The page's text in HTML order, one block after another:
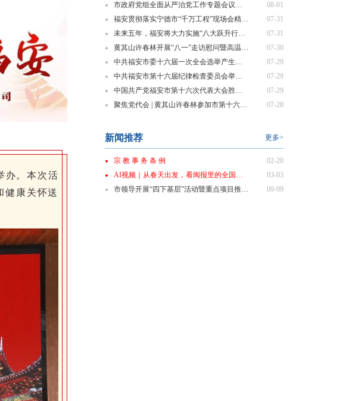
办。本次活
健康关怀送
市政府党组全面从严治党工作专题会议召开
08-01
福安贯彻落实宁德市“千万工程”现场会精神 部署乡村振兴重点工作
07-31
未来五年，福安将大力实施“八大跃升行动”！
07-31
黄其山许春林开展“八一”走访慰问暨高温一线劳动者慰问活动
07-30
中共福安市委十六届一次全会选举产生新一届市委领导班子
07-29
中共福安市第十六届纪律检查委员会举行第一次全体会议
07-29
中国共产党福安市第十六次代表大会胜利闭幕
07-29
聚焦党代会 | 黄其山许春林参加市第十六次党代会代表团分组讨论
07-28
新闻推荐 更多>
宗 教 事 务 条 例
02-20
AI视频｜从春天出发，看闽报里的全国两会
03-03
市领导开展“四下基层”活动暨重点项目推进会商会
09-09